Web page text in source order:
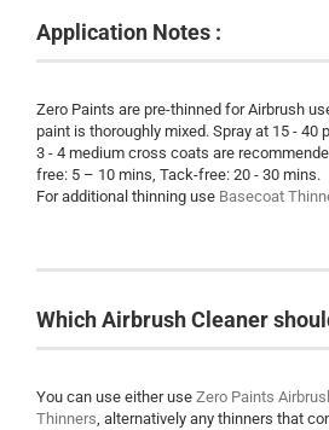
Application Notes :
Zero Paints are pre-thinned for Airbrush
paint is thoroughly mixed. Spray at 15 - 40
3 - 4 medium cross coats are
free: 5 – 10 mins, Tack-free: 20 - 30 mins.
For additional thinning use Basecoat
Which Airbrush Cleaner
You can use either use Zero Paints
Thinners, alternatively any thinners that